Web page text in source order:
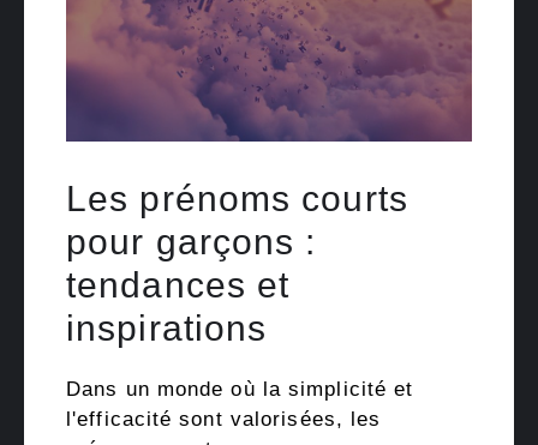
Les prénoms courts
pour garçons :
tendances et
inspirations
Dans un monde où la simplicité et
l'efficacité sont valorisées, les